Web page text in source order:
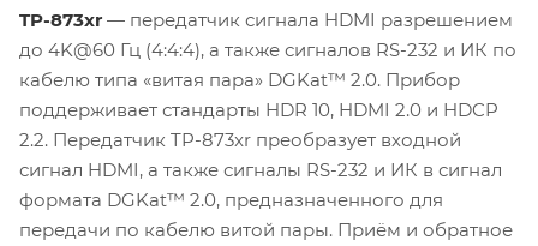
TP-873xr — передатчик сигнала HDMI разрешением
до 4K@60 Гц (4:4:4), а также сигналов RS-232 и ИК по
кабелю типа «витая пара» DGKat™ 2.0. Прибор
поддерживает стандарты HDR 10, HDMI 2.0 и HDCP
2.2. Передатчик TP-873xr преобразует входной
сигнал HDMI, а также сигналы RS-232 и ИК в сигнал
формата DGKat™ 2.0, предназначенного для
передачи по кабелю витой пары. Приём и обратное